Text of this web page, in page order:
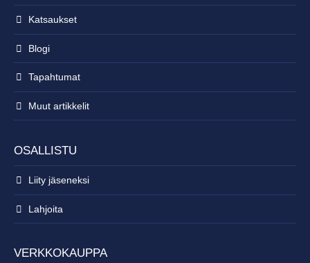
Katsaukset
Blogi
Tapahtumat
Muut artikkelit
OSALLISTU
Liity jäseneksi
Lahjoita
VERKKOKAUPPA